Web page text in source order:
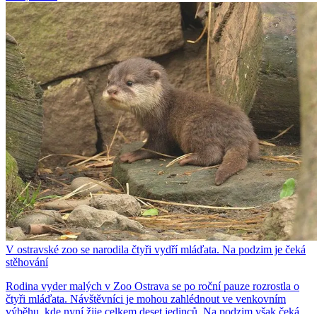
V ostravské zoo se narodila čtyři vydří mláďata. Na podzim je čeká
stěhování
Rodina vyder malých v Zoo Ostrava se po roční pauze rozrostla o
čtyři mláďata. Návštěvníci je mohou zahlédnout ve venkovním